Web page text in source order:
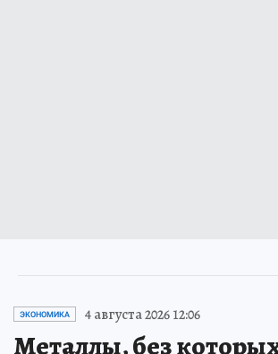
ЭКОНОМИКА 4 августа 2026 12:06
Металлы, без